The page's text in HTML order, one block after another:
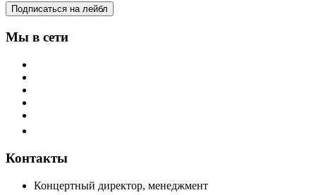
Подписаться на лейбл
Мы в сети
Контакты
Концертный директор, менеджмент